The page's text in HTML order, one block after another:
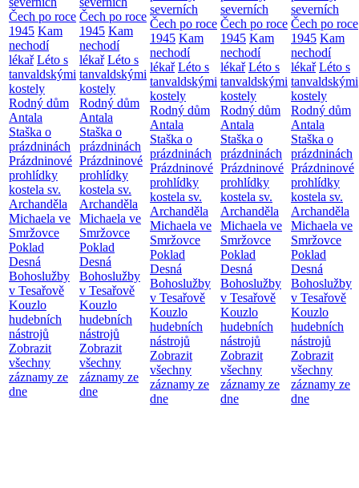
Čech po roce
1945 Kam
nechodí
lékař Léto s
tanvaldskými
kostely
Rodný dům
Antala
Staška o
prázdninách
Prázdninové
prohlídky
kostela sv.
Archanděla
Michaela ve
Smržovce
Poklad
Desná
Bohoslužby
v Tesařově
Kouzlo
hudebních
nástrojů
Zobrazit
všechny
záznamy ze
dne
Čech po roce
1945 Kam
nechodí
lékař Léto s
tanvaldskými
kostely
Rodný dům
Antala
Staška o
prázdninách
Prázdninové
prohlídky
kostela sv.
Archanděla
Michaela ve
Smržovce
Poklad
Desná
Bohoslužby
v Tesařově
Kouzlo
hudebních
nástrojů
Zobrazit
všechny
záznamy ze
dne
severních
Čech po roce
1945 Kam
nechodí
lékař Léto s
tanvaldskými
kostely
Rodný dům
Antala
Staška o
prázdninách
Prázdninové
prohlídky
kostela sv.
Archanděla
Michaela ve
Smržovce
Poklad
Desná
Bohoslužby
v Tesařově
Kouzlo
hudebních
nástrojů
Zobrazit
všechny
záznamy ze
dne
severních
Čech po roce
1945 Kam
nechodí
lékař Léto s
tanvaldskými
kostely
Rodný dům
Antala
Staška o
prázdninách
Prázdninové
prohlídky
kostela sv.
Archanděla
Michaela ve
Smržovce
Poklad
Desná
Bohoslužby
v Tesařově
Kouzlo
hudebních
nástrojů
Zobrazit
všechny
záznamy ze
dne
severních
Čech po roce
1945 Kam
nechodí
lékař Léto s
tanvaldskými
kostely
Rodný dům
Antala
Staška o
prázdninách
Prázdninové
prohlídky
kostela sv.
Archanděla
Michaela ve
Smržovce
Poklad
Desná
Bohoslužby
v Tesařově
Kouzlo
hudebních
nástrojů
Zobrazit
všechny
záznamy ze
dne